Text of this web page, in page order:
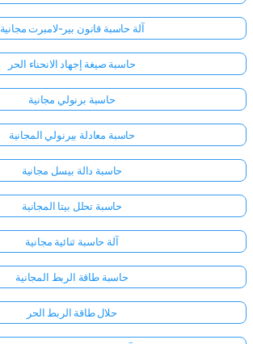
آلة حاسبة قانون بير-لامبرت مجانية
حاسبة صيغة إجهاد الانحناء الحر
حاسبة برنولي مجانية
حاسبة معادلة بيرنولي المجانية
حاسبة دالة بيسل مجانية
حاسبة تحلل بيتا المجانية
آلة حاسبة ثنائية مجانية
حاسبة طاقة الربط المجانية
حلال طاقة الربط الحر